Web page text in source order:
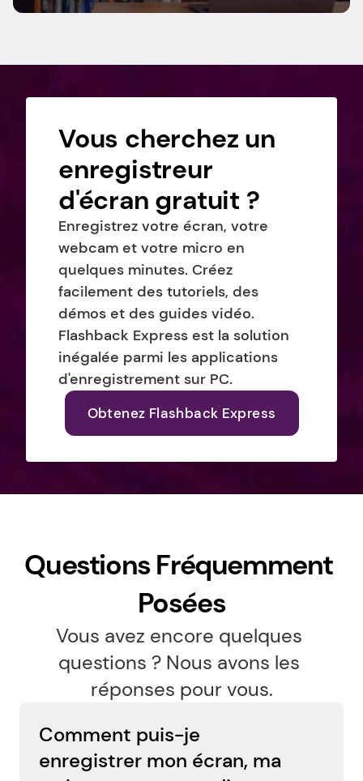
Vous cherchez un
enregistreur
d'écran gratuit ?
Enregistrez votre écran, votre
webcam et votre micro en
quelques minutes. Créez
facilement des tutoriels, des
démos et des guides vidéo.
Flashback Express est la solution
inégalée parmi les applications
d'enregistrement sur PC.
Obtenez Flashback Express
Questions Fréquemment
Posées
Vous avez encore quelques
questions ? Nous avons les
réponses pour vous.
Comment puis-je
enregistrer mon écran, ma